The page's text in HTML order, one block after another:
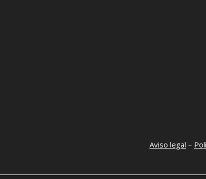
Aviso legal –